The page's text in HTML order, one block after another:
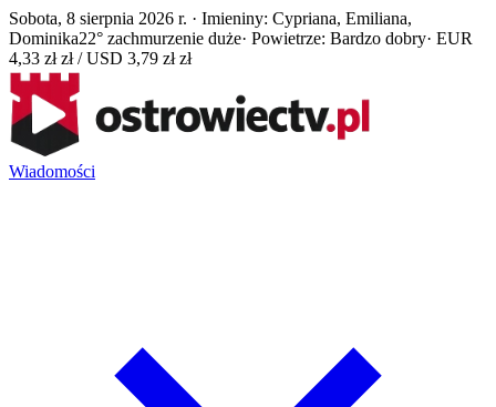
Sobota, 8 sierpnia 2026 r. · Imieniny: Cypriana, Emiliana,
Dominika22° zachmurzenie duże· Powietrze: Bardzo dobry· EUR
4,33 zł zł / USD 3,79 zł zł
Wiadomości